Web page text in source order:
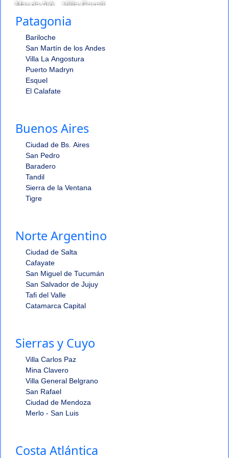
Mar de Ajó| Villa Gesell
Patagonia
Bariloche
San Martín de los Andes
Villa La Angostura
Puerto Madryn
Esquel
El Calafate
Buenos Aires
Ciudad de Bs. Aires
San Pedro
Baradero
Tandil
Sierra de la Ventana
Tigre
Norte Argentino
Ciudad de Salta
Cafayate
San Miguel de Tucumán
San Salvador de Jujuy
Tafi del Valle
Catamarca Capital
Sierras y Cuyo
Villa Carlos Paz
Mina Clavero
Villa General Belgrano
San Rafael
Ciudad de Mendoza
Merlo - San Luis
Costa Atlántica